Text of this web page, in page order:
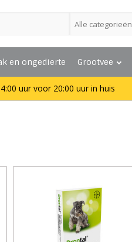
Alle categorieën
en ongedierte Grootvee
uur voor 20:00 uur in huis